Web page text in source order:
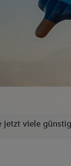
jetzt viele